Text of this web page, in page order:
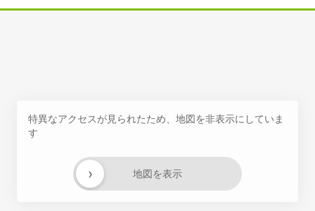
特異なアクセスが見られたため、地図を非表示にしていま
す
地図を表示
›